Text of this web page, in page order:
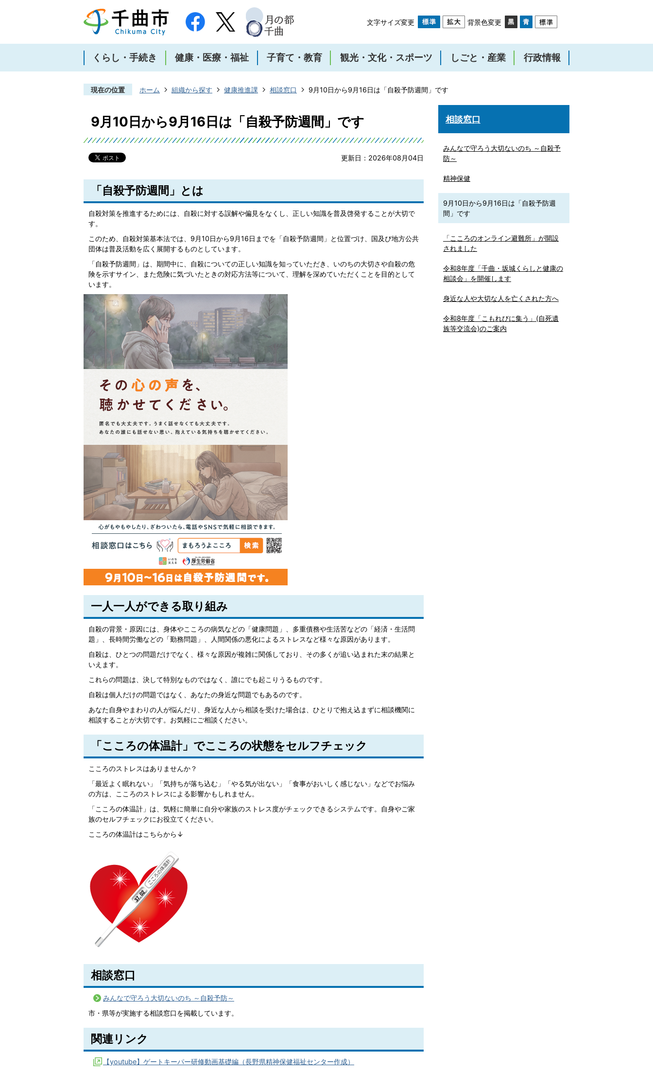
文字サイズ変更 背景色変更
くらし・手続き 健康・医療・福祉 子育て・教育 観光・文化・スポーツ しごと・産業 行政情報
現在の位置 ホーム 組織から探す 健康推進課 相談窓口 9月10日から9月16日は「自殺予防週間」です
9月10日から9月16日は「自殺予防週間」です
更新日：2026年08月04日
「自殺予防週間」とは
自殺対策を推進するためには、自殺に対する誤解や偏見をなくし、正しい知識を普及啓発することが大切で
す。
このため、自殺対策基本法では、9月10日から9月16日までを「自殺予防週間」と位置づけ、国及び地方公共
団体は普及活動を広く展開するものとしています。
「自殺予防週間」は、期間中に、自殺についての正しい知識を知っていただき、いのちの大切さや自殺の危
険を示すサイン、また危険に気づいたときの対応方法等について、理解を深めていただくことを目的として
います。
一人一人ができる取り組み
自殺の背景・原因には、身体やこころの病気などの「健康問題」、多重債務や生活苦などの「経済・生活問
題」、長時間労働などの「勤務問題」、人間関係の悪化によるストレスなど様々な原因があります。
自殺は、ひとつの問題だけでなく、様々な原因が複雑に関係しており、その多くが追い込まれた末の結果と
いえます。
これらの問題は、決して特別なものではなく、誰にでも起こりうるものです。
自殺は個人だけの問題ではなく、あなたの身近な問題でもあるのです。
あなた自身やまわりの人が悩んだり、身近な人から相談を受けた場合は、ひとりで抱え込まずに相談機関に
相談することが大切です。お気軽にご相談ください。
「こころの体温計」でこころの状態をセルフチェック
こころのストレスはありませんか？
「最近よく眠れない」「気持ちが落ち込む」「やる気が出ない」「食事がおいしく感じない」などでお悩み
の方は、こころのストレスによる影響かもしれません。
「こころの体温計」は、気軽に簡単に自分や家族のストレス度がチェックできるシステムです。自身やご家
族のセルフチェックにお役立てください。
こころの体温計はこちらから↓
相談窓口
みんなで守ろう大切ないのち ～自殺予防～
市・県等が実施する相談窓口を掲載しています。
関連リンク
【youtube】ゲートキーパー研修動画基礎編（長野県精神保健福祉センター作成）
相談窓口
みんなで守ろう大切ないのち ～自殺予
防～
精神保健
9月10日から9月16日は「自殺予防週
間」です
「こころのオンライン避難所」が開設
されました
令和8年度「千曲・坂城くらしと健康の
相談会」を開催します
身近な人や大切な人を亡くされた方へ
令和8年度「こもれびに集う」(自死遺
族等交流会)のご案内